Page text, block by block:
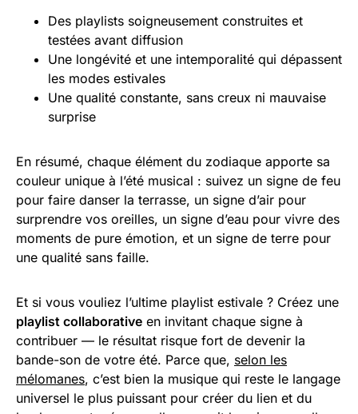
Des playlists soigneusement construites et
testées avant diffusion
Une longévité et une intemporalité qui dépassent
les modes estivales
Une qualité constante, sans creux ni mauvaise
surprise
En résumé, chaque élément du zodiaque apporte sa
couleur unique à l’été musical : suivez un signe de feu
pour faire danser la terrasse, un signe d’air pour
surprendre vos oreilles, un signe d’eau pour vivre des
moments de pure émotion, et un signe de terre pour
une qualité sans faille.
Et si vous vouliez l’ultime playlist estivale ? Créez une
playlist collaborative en invitant chaque signe à
contribuer — le résultat risque fort de devenir la
bande-son de votre été. Parce que, selon les
mélomanes, c’est bien la musique qui reste le langage
universel le plus puissant pour créer du lien et du